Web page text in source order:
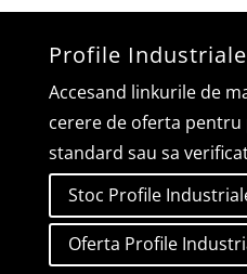
Profile
Accesand linkurile de
cerere de oferta
standard sau sa
Stoc Profile
Oferta Profile